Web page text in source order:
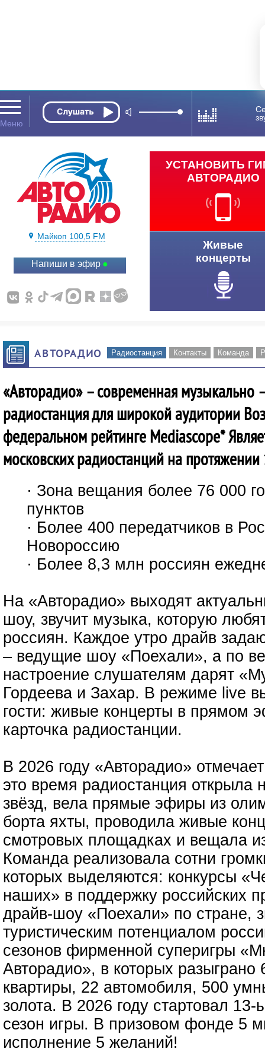
Майкоп 100,5 FM
Напиши в эфир
УСТАНОВИТЬ
АВТОРАДИО
Живые
концерты
АВТОРАДИО Радиостанция Контакты Команда
«Авторадио» – современная
радиостанция для широкой аудитории
федеральном рейтинге Mediascope*
московских радиостанций на протяжении
· Зона вещания более 76 000
пунктов
· Более 400 передатчиков в
Новороссию
· Более 8,3 млн россиян
На «Авторадио» выходят
шоу, звучит музыка, которую
россиян. Каждое утро драйв
– ведущие шоу «Поехали», а по
настроение слушателям дарят
Гордеева и Захар. В режиме live
гости: живые концерты в прямом
карточка радиостанции.
В 2026 году «Авторадио»
это время радиостанция открыла
звёзд, вела прямые эфиры из
борта яхты, проводила живые
смотровых площадках и вещала
Команда реализовала сотни
которых выделяются: конкурсы
наших» в поддержку российских
драйв-шоу «Поехали» по стране,
туристическим потенциалом
сезонов фирменной суперигры
Авторадио», в которых
квартиры, 22 автомобиля, 500
золота. В 2026 году стартовал
сезон игры. В призовом фонде 5
исполнение 5 желаний!